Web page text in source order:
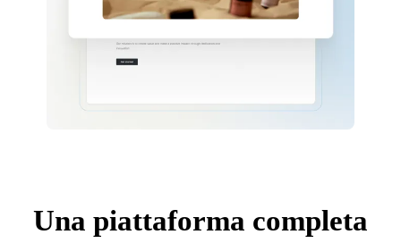
Una piattaforma completa